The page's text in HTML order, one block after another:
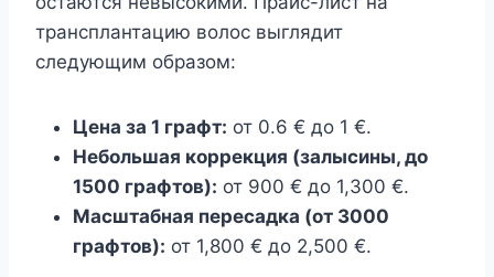
трансплантацию волос выглядит
следующим образом:
Цена за 1 графт: от 0.6 € до 1 €.
Небольшая коррекция (залысины, до
1500 графтов): от 900 € до 1,300 €.
Масштабная пересадка (от 3000
графтов): от 1,800 € до 2,500 €.